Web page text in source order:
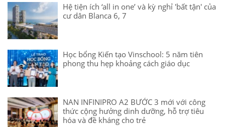
Hệ tiện ích ‘all in one’ và kỳ nghỉ 'bất tận' của
cư dân Blanca 6, 7
Học bổng Kiến tạo Vinschool: 5 năm tiên
phong thu hẹp khoảng cách giáo dục
NAN INFINIPRO A2 BƯỚC 3 mới với công
thức cộng hưởng dinh dưỡng, hỗ trợ tiêu
hóa và đề kháng cho trẻ